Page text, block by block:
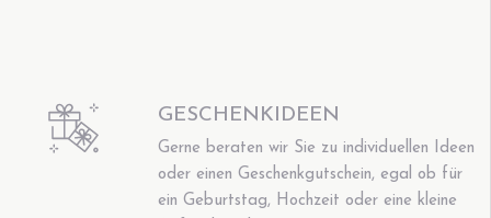
GESCHENKIDEEN
Gerne beraten wir Sie zu individuellen Ideen
oder einen Geschenkgutschein, egal ob für
ein Geburtstag, Hochzeit oder eine kleine